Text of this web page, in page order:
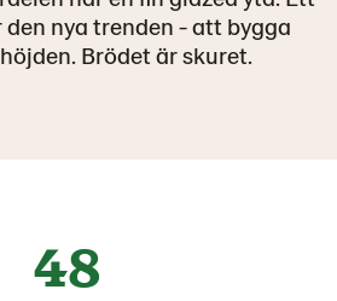
nya trenden - att bygga
Brödet är skuret.
48